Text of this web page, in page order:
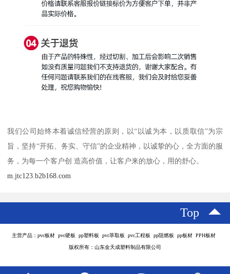
我们公司始终本着诚信经营的原则，以“以诚为本，以质取信”为宗
旨，坚持“开拓、务实、守信”的企业精神，以诚挚的心，全方面的服
务，为每一个客户创 造高价值，让客户来的放心，用的舒心。
m.jtc123.b2b168.com
Top
主营产品：pvc板材 pvc硬板 pp塑料板 pvc萃取板 pvc工程板 pp阻燃板 pp板材 PPH板材
版权所有：山东金天成塑料制品有限公司